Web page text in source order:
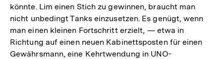
könnte. Lim einen Stich zu gewinnen, braucht man
nicht unbedingt Tanks einzusetzen. Es genügt, wenn
man einen kleinen Fortschritt erzielt, — etwa in
Richtung auf einen neuen Kabinettsposten für einen
Gewährsmann, eine Kehrtwendung in UNO-